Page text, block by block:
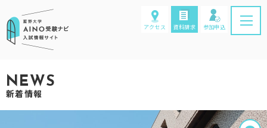
参加申込
資料請求
アクセス
NEWS
新着情報